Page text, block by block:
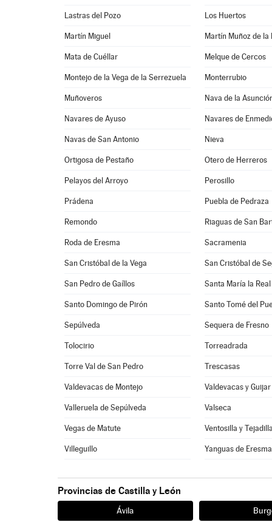
Lastras del Pozo Los Huertos
Martín Miguel Martín Muñoz de la
Mata de Cuéllar Melque de Cercos
Montejo de la Vega de la Serrezuela Monterrubio
Muñoveros Nava de la
Navares de Ayuso Navares de
Navas de San Antonio Nieva
Ortigosa de Pestaño Otero de Herreros
Pelayos del Arroyo Perosillo
Prádena Puebla de Pedraza
Remondo Riaguas de San
Roda de Eresma Sacramenia
San Cristóbal de la Vega San Cristóbal de
San Pedro de Gaíllos Santa María la
Santo Domingo de Pirón Santo Tomé del
Sepúlveda Sequera de Fresno
Tolocirio Torreadrada
Torre Val de San Pedro Trescasas
Valdevacas de Montejo Valdevacas y Guijar
Valleruela de Sepúlveda Valseca
Vegas de Matute Ventosilla y Tejadilla
Villeguillo Yanguas de Eresma
Provincias de Castilla y León
Ávila